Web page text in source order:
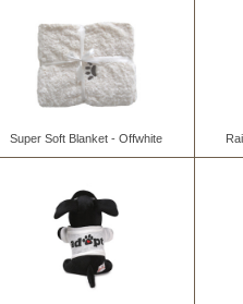
Super Soft Blanket - Offwhite